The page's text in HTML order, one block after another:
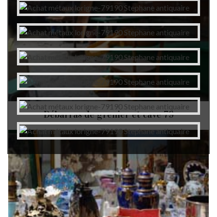
Débarras de grenier et cave 79
Autres services